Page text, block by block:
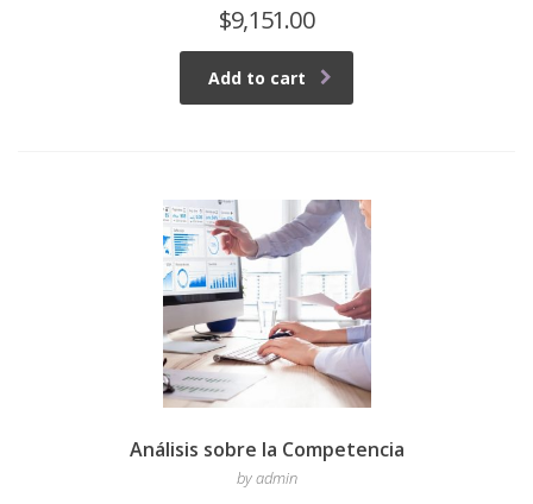
$9,151.00
Add to cart
Análisis sobre la Competencia
by admin